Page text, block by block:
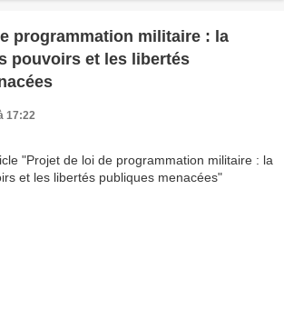
programmation militaire : la
pouvoirs et les libertés
17:22